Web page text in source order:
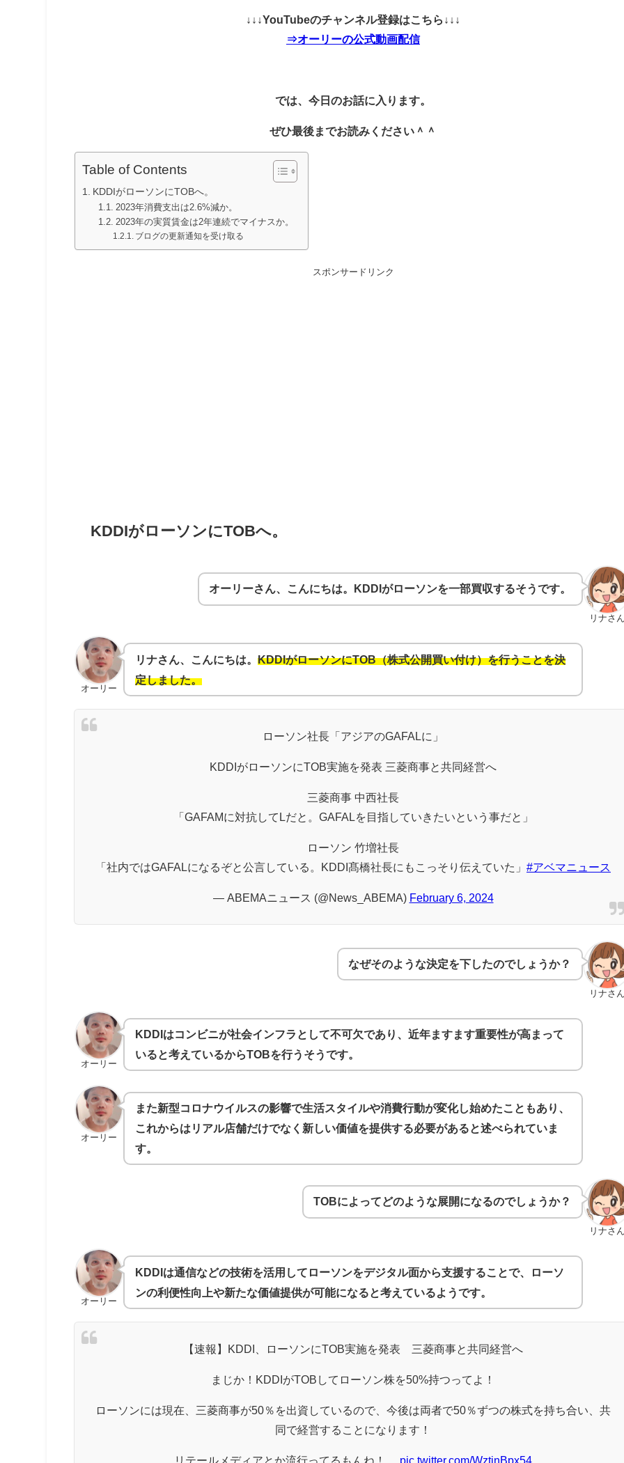
↓↓↓YouTubeのチャンネル登録はこちら↓↓↓
⇒オーリーの公式動画配信
では、今日のお話に入ります。
ぜひ最後までお読みください＾＾
Table of Contents
KDDIがローソンにTOBへ。
2023年消費支出は2.6%減か。
2023年の実質賃金は2年連続でマイナスか。
ブログの更新通知を受け取る
スポンサードリンク
KDDIがローソンにTOBへ。
リナさ
オーリーさん、こんにちは。KDDIがローソンを一部買収するそうです。
オーリー
リナさん、こんにちは。 KDDIがローソンにTOB（株式公開買い付け）を行うことを決
定しました。
ローソン社長「アジアのGAFALに」
KDDIがローソンにTOB実施を発表 三菱商事と共同経営へ
三菱商事 中西社長
「GAFAMに対抗してLだと。GAFALを目指していきたいという事だと」
ローソン 竹増社長
「社内ではGAFALになるぞと公言している。KDDI髙橋社長にもこっそり伝えていた」 #アベマニュース
— ABEMAニュース (@News_ABEMA) February 6, 2024
リナさ
なぜそのような決定を下したのでしょうか？
オーリー
KDDIはコンビニが社会インフラとして不可欠であり、近年ますます重要性が高まって
いると考えているからTOBを行うそうです。
オーリー
また新型コロナウイルスの影響で生活スタイルや消費行動が変化し始めたこともあり、
これからはリアル店舗だけでなく新しい価値を提供する必要があると述べられていま
す。
リナさ
TOBによってどのような展開になるのでしょうか？
オーリー
KDDIは通信などの技術を活用してローソンをデジタル面から支援することで、ローソ
ンの利便性向上や新たな価値提供が可能になると考えているようです。
【速報】KDDI、ローソンにTOB実施を発表 三菱商事と共同経営へ
まじか！KDDIがTOBしてローソン株を50%持つってよ！
ローソンには現在、三菱商事が50％を出資しているので、今後は両者で50％ずつの株式を持ち合い、共
同で経営することになります！
リテールメディアとか流行ってるもんね！… pic.twitter.com/WztinBpx54